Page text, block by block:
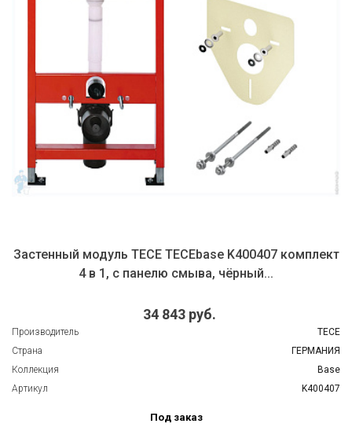
Застенный модуль TECE TECEbase K400407 комплект
4 в 1, с панелю смыва, чёрный...
34 843 руб.
Производитель
TECE
Страна
ГЕРМАНИЯ
Коллекция
Base
Артикул
K400407
Под заказ